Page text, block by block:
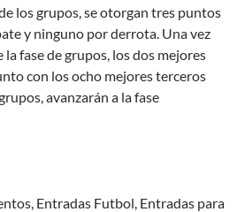
los grupos, se otorgan tres puntos
y ninguno por derrota. Una vez
fase de grupos, los dos mejores
con los ocho mejores terceros
avanzarán a la fase
Entradas Futbol, Entradas para